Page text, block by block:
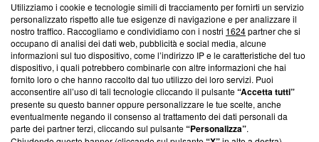
Questa sezione offre informazioni trasparenti su Blasting
News, sui nostri processi editoriali e su come ci impegniamo a
creare news di qualità. Inoltre, afferma la nostra aderenza a
‘Trust Project - News with Integrity’Blasting News non è
ancora membro del programma, ma ha richiesto di farne
parte; Trust Project non ha ancora effettuato una verifica di
conformità agli standard.
Su di noi
Utilizziamo i cookie e tecnologie simili di tracciamento per fornirti un servizio
personalizzato rispetto alle tue esigenze di navigazione e per analizzare il
nostro traffico. Raccogliamo e condividiamo con i nostri 1624partner che si
occupano di analisi dei dati web, pubblicità e social media, alcune
informazioni sul tuo dispositivo, come l’indirizzo IP e le caratteristiche del tuo
dispositivo, i quali potrebbero combinarle con altre informazioni che hai
fornito loro o che hanno raccolto dal tuo utilizzo dei loro servizi. Puoi
acconsentire all’uso di tali tecnologie cliccando il pulsante“Accetta tutti”
presente su questo banner oppure personalizzare le tue scelte, anche
eventualmente negando il consenso al trattamento dei dati personali da
parte dei partner terzi, cliccando sul pulsante“Personalizza”.